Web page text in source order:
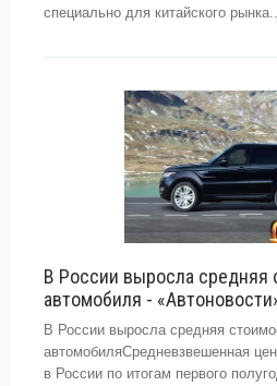
специально для китайского
В России выросла средняя
автомобиля -
В России выросла средняя
автомобиляСредневзвешенная
в России по итогам первого